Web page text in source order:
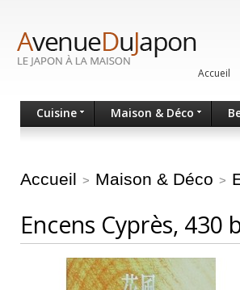
Accueil
Cuisine Maison & Déco
Accueil > Maison & Déco >
Encens Cyprès, 430